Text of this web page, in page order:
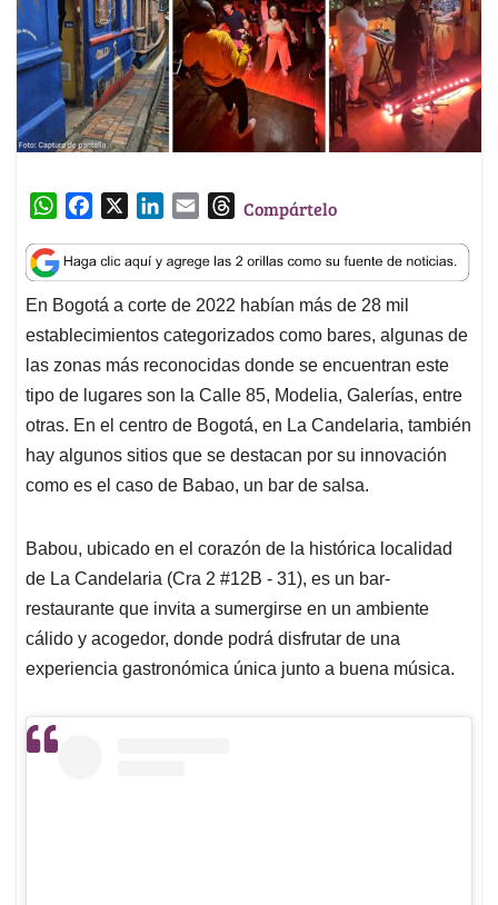
W
a
t
s
A
p
p
c
e
b
o
o
k
n
k
e
d
I
n
a
i
l
T
r
e
a
d
s
Compártelo
En Bogotá a corte de 2022 habían más de 28 mil
establecimientos categorizados como bares, algunas de
las zonas más reconocidas donde se encuentran este
tipo de lugares son la Calle 85, Modelia, Galerías, entre
otras. En el centro de Bogotá, en La Candelaria, también
hay algunos sitios que se destacan por su innovación
como es el caso de Babao, un bar de salsa.
Babou, ubicado en el corazón de la histórica localidad
de La Candelaria (Cra 2 #12B - 31), es un bar-
restaurante que invita a sumergirse en un ambiente
cálido y acogedor, donde podrá disfrutar de una
experiencia gastronómica única junto a buena música.